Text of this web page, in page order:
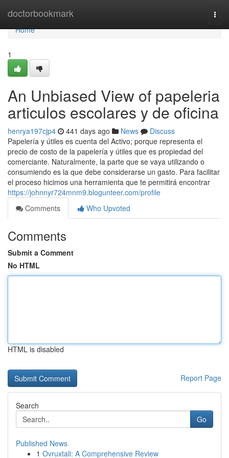
doctorbookmark
Home
Home
1
An Unbiased View of papeleria
articulos escolares y de oficina
henrya197cjp4 441 days ago News
Discuss
Papelería y útiles es cuenta del Activo; porque representa el
precio de costo de la papelería y útiles que es propiedad del
comerciante. Naturalmente, la parte que se vaya utilizando o
consumiendo es la que debe considerarse un gasto. Para facilitar
el proceso hicimos una herramienta que te permitirá encontrar
https://johnnyr724mnm9.blogunteer.com/profile
Comments
Who Upvoted
Comments
Submit a Comment
No HTML
HTML is disabled
Report Page
Search
Go
Published News
1 Ovruxtali: A Comprehensive Review